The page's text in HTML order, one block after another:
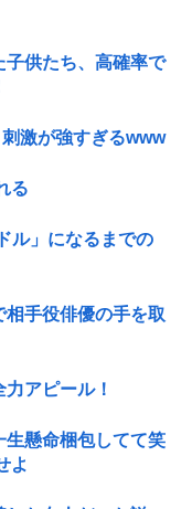
子供たち、高確率で
刺激が強すぎるwww
る
ル」になるまでの
相手役俳優の手を取
アピール！
生懸命梱包してて笑
よ